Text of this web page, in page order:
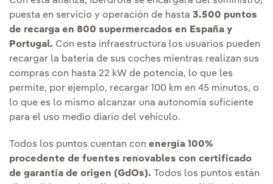
puesta en servicio y operación de hasta 3.500 puntos
de recarga en 800 supermercados en España y
Portugal. Con esta infraestructura los usuarios pueden
recargar la batería de sus coches mientras realizan sus
compras con hasta 22 kW de potencia, lo que les
permite, por ejemplo, recargar 100 km en 45 minutos, o
lo que es lo mismo alcanzar una autonomía suficiente
para el uso medio diario del vehículo.
Todos los puntos cuentan con energía 100%
procedente de fuentes renovables con certificado
de garantía de origen (GdOs). Todos los puntos están